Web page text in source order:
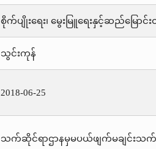
စိုက်ပျိုးရေး၊ မွေးမြူရေးနှင့်ဆည်မြောင်း
သွင်းကုန်
2018-06-25
သက်ဆိုင်ရာဌာနမှမပယ်ဖျက်မချင်းသ